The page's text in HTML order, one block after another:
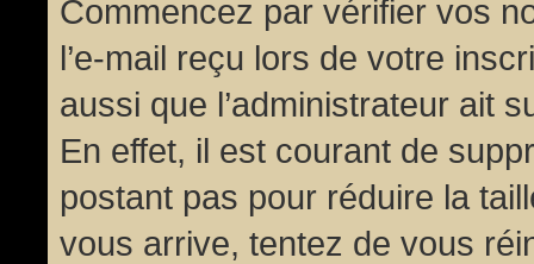
Commencez par vérifier vos
l’e-mail reçu lors de votre
aussi que l’administrateur ait
En effet, il est courant de
postant pas pour réduire la
vous arrive, tentez de vous